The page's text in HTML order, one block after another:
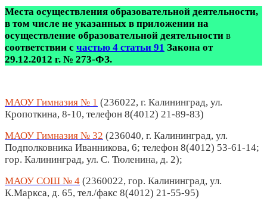
Места осуществления образовательной деятельности,
в том числе не указанных в приложении на
осуществление образовательной деятельности в
соответствии с частью 4 статьи 91 Закона от
29.12.2012 г. № 273-ФЗ.
МАОУ Гимназия № 1 (236022, г. Калининград, ул.
Кропоткина, 8-10, телефон 8(4012) 21-89-83)
МАОУ Гимназия № 32 (236040, г. Калининград, ул.
Подполковника Иванникова, 6; телефон 8(4012) 53-61-14;
гор. Калининград, ул. С. Тюленина, д. 2);
МАОУ СОШ № 4 (2360022, гор. Калининград, ул.
К.Маркса, д. 65, тел./факс 8(4012) 21-55-95)